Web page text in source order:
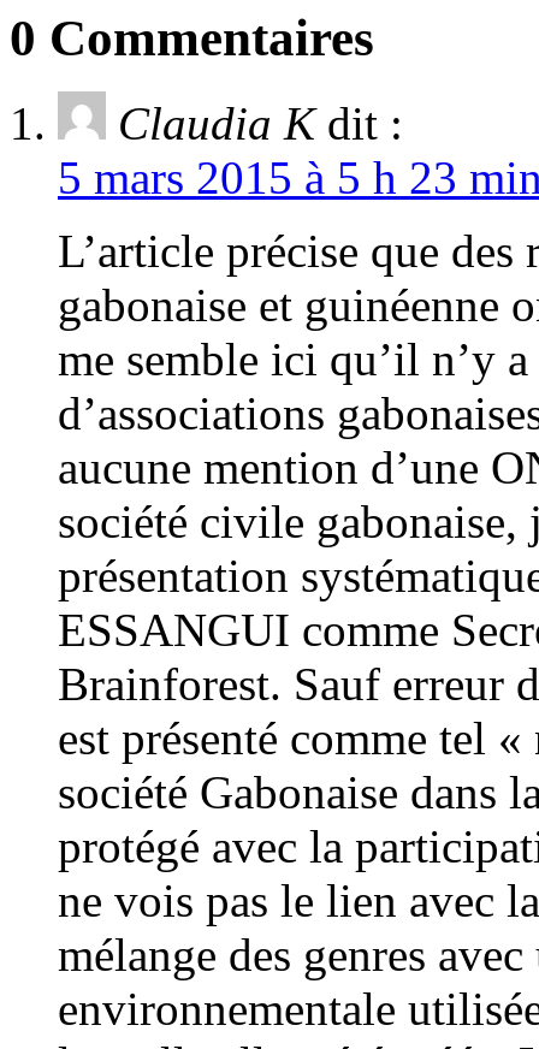
0 Commentaires
Claudia K dit :
5 mars 2015 à 5 h 23
L’article précise que des
gabonaise et guinéenne
me semble ici qu’il n’y
d’associations
aucune mention d’une
société civile gabonaise,
présentation
ESSANGUI comme
Brainforest. Sauf erreur
est présenté comme tel
société Gabonaise dans
protégé avec la
ne vois pas le lien avec
mélange des genres
environnementale